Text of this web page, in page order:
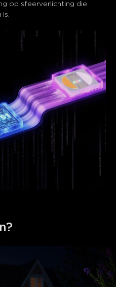
op sfeerverlichting die
is.